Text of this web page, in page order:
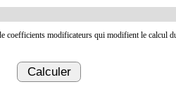
coefficients modificateurs qui modifient le calcul
Calculer